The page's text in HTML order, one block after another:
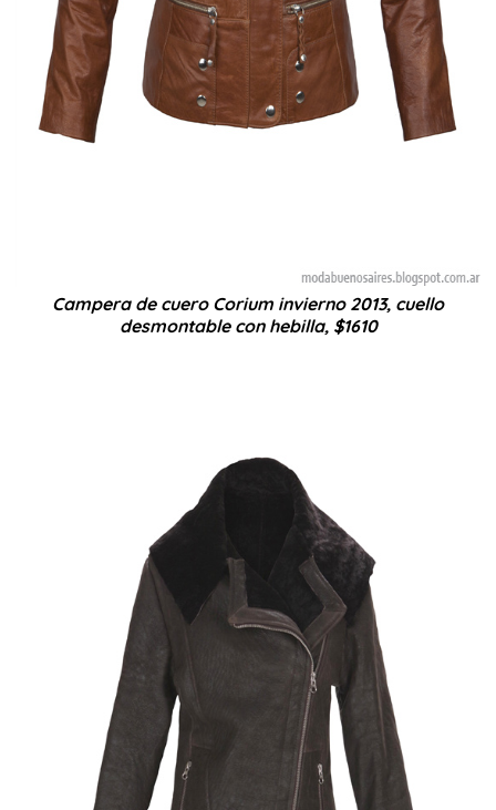
Campera de cuero Corium invierno 2013, cuello
desmontable con hebilla, $1610